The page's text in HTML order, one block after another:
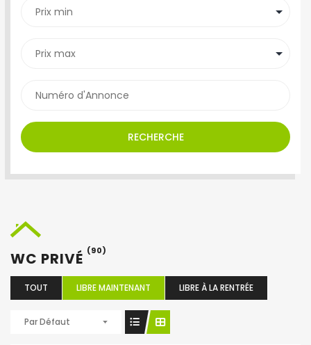
RECHERCHE
WC PRIVÉ (90)
TOUT LIBRE MAINTENANT LIBRE À LA RENTRÉE
Par Défaut